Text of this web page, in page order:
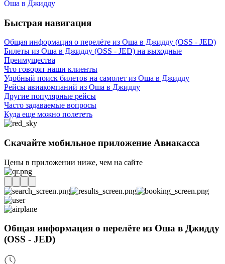
Оша в Джидду
Быстрая навигация
Общая информация о перелёте из Оша в Джидду (OSS - JED)
Билеты из Оша в Джидду (OSS - JED) на выходные
Преимущества
Что говорят наши клиенты
Удобный поиск билетов на самолет из Оша в Джидду
Рейсы авиакомпаний из Оша в Джидду
Другие популярные рейсы
Часто задаваемые вопросы
Куда еще можно полететь
Скачайте мобильное приложение Авиакасса
Цены в приложении ниже, чем на сайте
Общая информация о перелёте из Оша в Джидду
(OSS - JED)